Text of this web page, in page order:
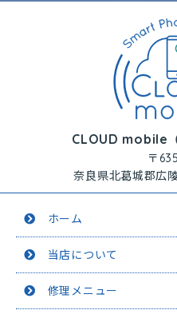
CLOUD mobile
〒
奈良県北葛城郡広
ホーム
当店について
修理メニュー